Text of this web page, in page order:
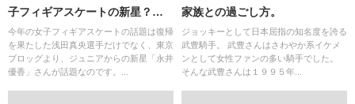
子フィギアスケートの新星？
蝶々夫人が浅田真央とかぶる！
コーチと振付師はどんな人？
今年の女子フィギアスケートの話題は復帰
を果たした浅田真央選手だけでなく、東京
ブロッグより、ジュニアからの新星「永井
優香」さんが話題なのです。...
家族との過ごし方。
ジョッキーとして日本屈指の知名度を誇る
武豊騎手。 武豊さんはさわやか系イケメ
ンとして女性ファンの多い騎手でした。
そんな武豊さんは１９９５年...